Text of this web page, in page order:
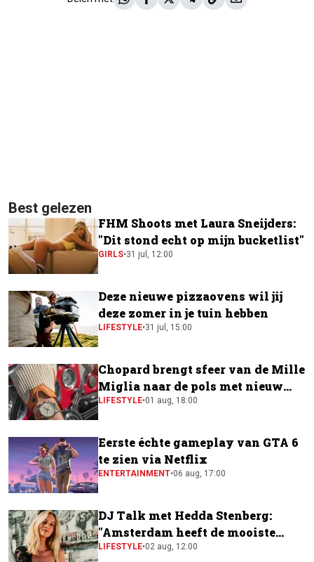
Best gelezen
FHM Shoots met Laura Sneijders:
"Dit stond echt op mijn bucketlist"
GIRLS•31 jul, 12:00
Deze nieuwe pizzaovens wil jij
deze zomer in je tuin hebben
LIFESTYLE•31 jul, 15:00
Chopard brengt sfeer van de Mille
Miglia naar de pols met nieuw
horloge
LIFESTYLE•01 aug, 18:00
Eerste échte gameplay van GTA 6
te zien via Netflix
ENTERTAINMENT•06 aug, 17:00
DJ Talk met Hedda Stenberg:
"Amsterdam heeft de mooiste
festivalscene van Europa"
LIFESTYLE•02 aug, 12:00